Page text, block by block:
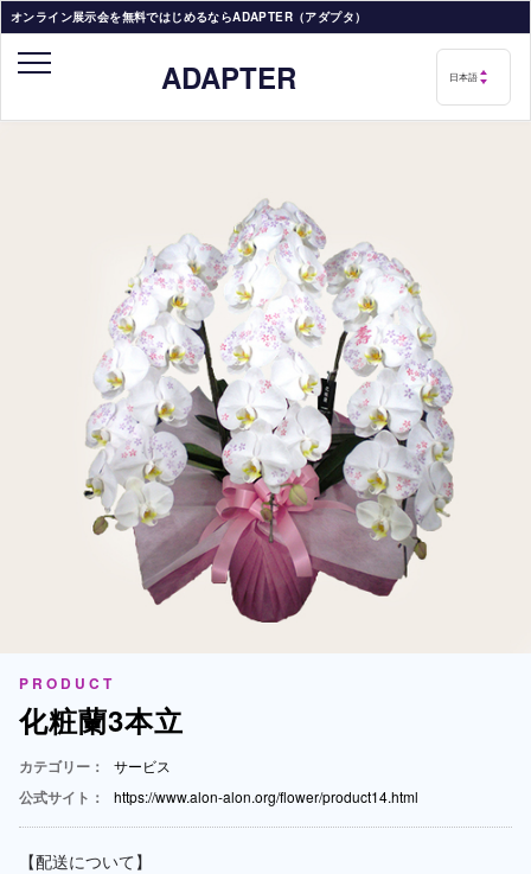
オンライン展示会を無料ではじめるならADAPTER（アダプタ）
ADAPTER
PRODUCT
化粧蘭3本立
カテゴリー： サービス
公式サイト： https://www.alon-alon.org/flower/product14.html
【配送について】